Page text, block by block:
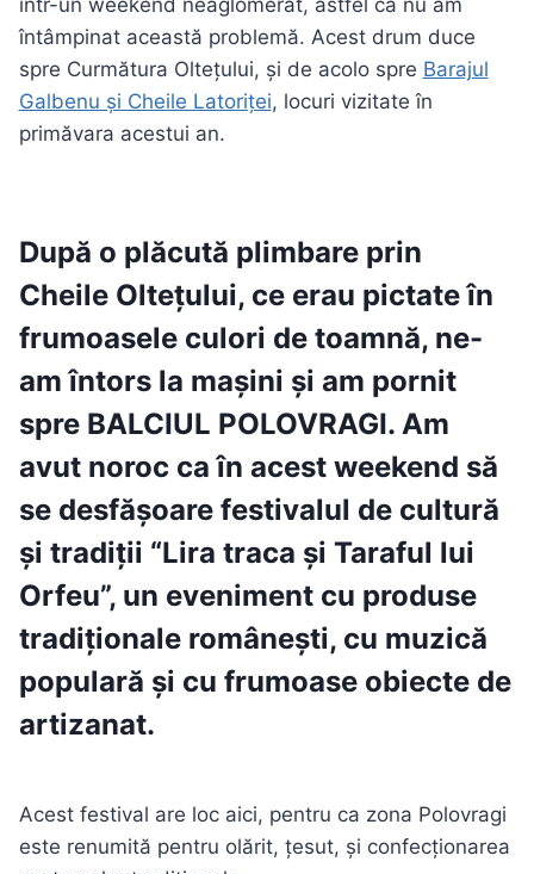
într-un weekend neaglomerat, astfel ca nu am
întâmpinat această problemă. Acest drum duce
spre Curmătura Oltețului, și de acolo spre Barajul
Galbenu și Cheile Latoriței, locuri vizitate în
primăvara acestui an.
După o plăcută plimbare prin
Cheile Oltețului, ce erau pictate în
frumoasele culori de toamnă, ne-
am întors la mașini și am pornit
spre BALCIUL POLOVRAGI. Am
avut noroc ca în acest weekend să
se desfășoare festivalul de cultură
și tradiții “Lira traca și Taraful lui
Orfeu”, un eveniment cu produse
tradiționale românești, cu muzică
populară și cu frumoase obiecte de
artizanat.
Acest festival are loc aici, pentru ca zona Polovragi
este renumită pentru olărit, țesut, și confecționarea